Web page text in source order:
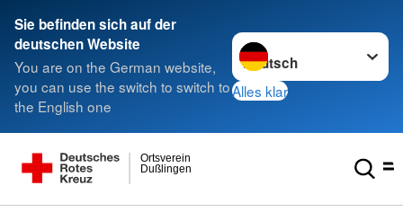
Sie befinden sich auf der
deutschen Website
You are on the German website,
you can use the switch to switch to
the English one
Sprache wechseln zu
Alles klar
Dußlingen
Ortsverein